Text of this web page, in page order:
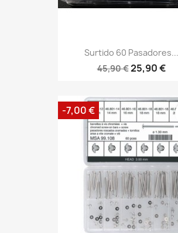
Surtido 60 Pasadores...
45,90 €25,90 €
-7,00 €